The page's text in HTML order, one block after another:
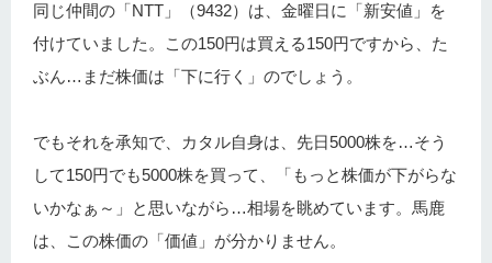
同じ仲間の「NTT」（9432）は、金曜日に「新安値」を
付けていました。この150円は買える150円ですから、た
ぶん…まだ株価は「下に行く」のでしょう。
でもそれを承知で、カタル自身は、先日5000株を…そう
して150円でも5000株を買って、「もっと株価が下がらな
いかなぁ～」と思いながら…相場を眺めています。馬鹿
は、この株価の「価値」が分かりません。